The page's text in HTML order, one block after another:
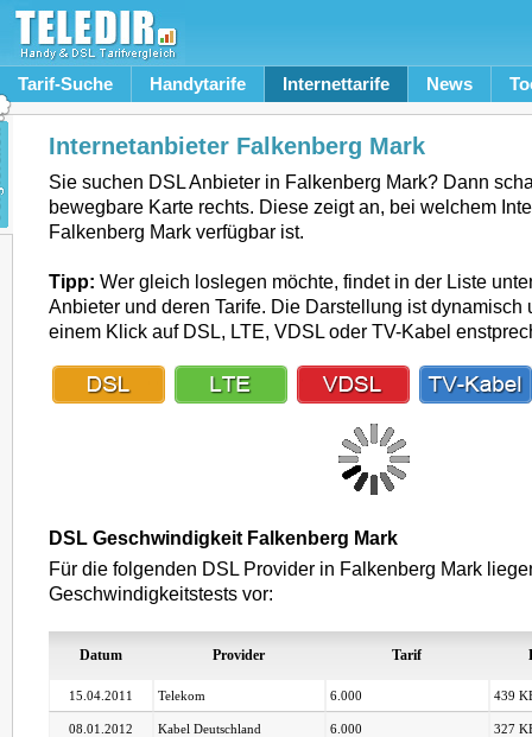
Tarif-Suche Handytarife Internettarife News
Internetanbieter Falkenberg Mark
Sie suchen DSL Anbieter in Falkenberg Mark? Dann
bewegbare Karte rechts. Diese zeigt an, bei welchem
Falkenberg Mark verfügbar ist.
Tipp: Wer gleich loslegen möchte, findet in der Liste
Anbieter und deren Tarife. Die Darstellung ist dynamisch
einem Klick auf DSL, LTE, VDSL oder TV-Kabel
DSL Geschwindigkeit Falkenberg Mark
Für die folgenden DSL Provider in Falkenberg Mark
Geschwindigkeitstests vor:
Datum Provider Tarif
15.04.2011 Telekom 6.000 439
08.01.2012 Kabel Deutschland 6.000 327